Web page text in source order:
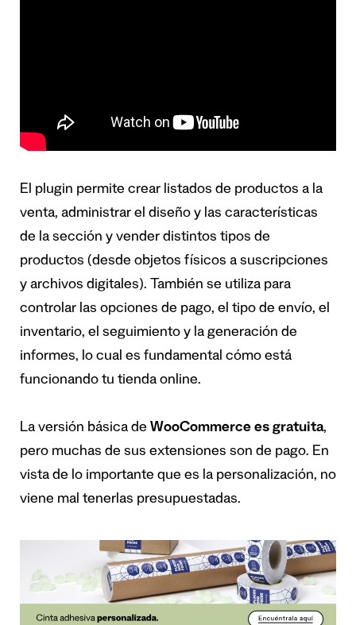
El plugin permite crear listados de productos a la
venta, administrar el diseño y las características
de la sección y vender distintos tipos de
productos (desde objetos físicos a suscripciones
y archivos digitales). También se utiliza para
controlar las opciones de pago, el tipo de envío, el
inventario, el seguimiento y la generación de
informes, lo cual es fundamental cómo está
funcionando tu tienda online.
La versión básica de WooCommerce es gratuita,
pero muchas de sus extensiones son de pago. En
vista de lo importante que es la personalización, no
viene mal tenerlas presupuestadas.